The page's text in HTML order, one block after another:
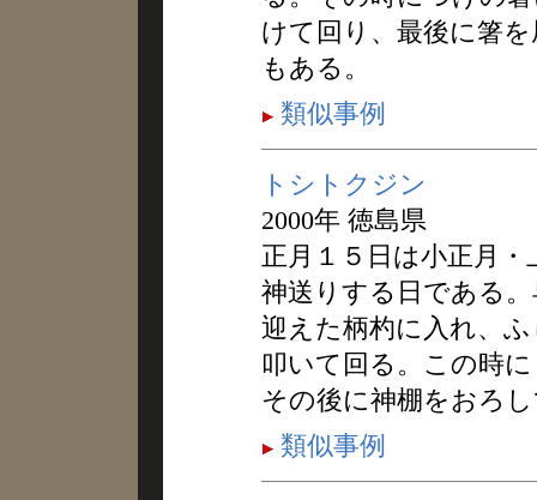
けて回り、最後に箸
もある。
類似事例
トシトクジン
2000年 徳島県
正月１５日は小正月
神送りする日である
迎えた柄杓に入れ、
叩いて回る。この時
その後に神棚をおろ
類似事例